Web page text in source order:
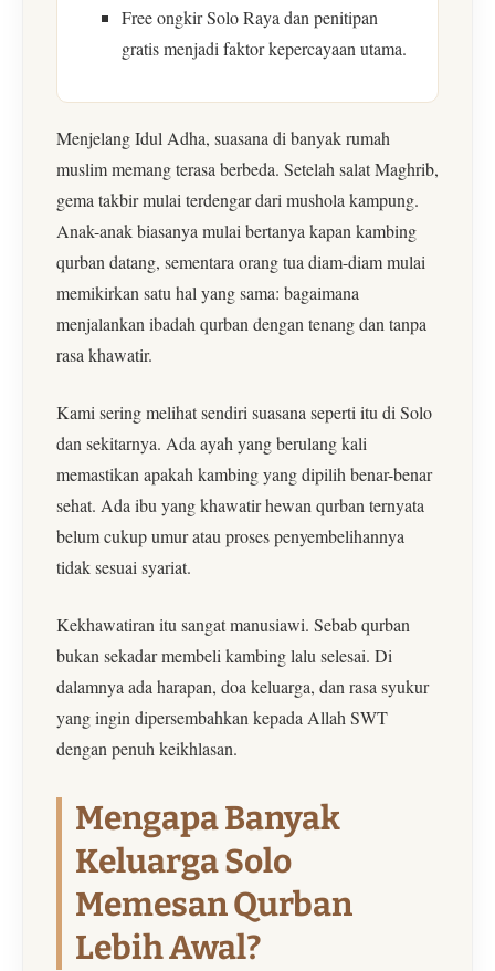
Free ongkir Solo Raya dan penitipan
gratis menjadi faktor kepercayaan utama.
Menjelang Idul Adha, suasana di banyak rumah
muslim memang terasa berbeda. Setelah salat Maghrib,
gema takbir mulai terdengar dari mushola kampung.
Anak-anak biasanya mulai bertanya kapan kambing
qurban datang, sementara orang tua diam-diam mulai
memikirkan satu hal yang sama: bagaimana
menjalankan ibadah qurban dengan tenang dan tanpa
rasa khawatir.
Kami sering melihat sendiri suasana seperti itu di Solo
dan sekitarnya. Ada ayah yang berulang kali
memastikan apakah kambing yang dipilih benar-benar
sehat. Ada ibu yang khawatir hewan qurban ternyata
belum cukup umur atau proses penyembelihannya
tidak sesuai syariat.
Kekhawatiran itu sangat manusiawi. Sebab qurban
bukan sekadar membeli kambing lalu selesai. Di
dalamnya ada harapan, doa keluarga, dan rasa syukur
yang ingin dipersembahkan kepada Allah SWT
dengan penuh keikhlasan.
Mengapa Banyak
Keluarga Solo
Memesan Qurban
Lebih Awal?